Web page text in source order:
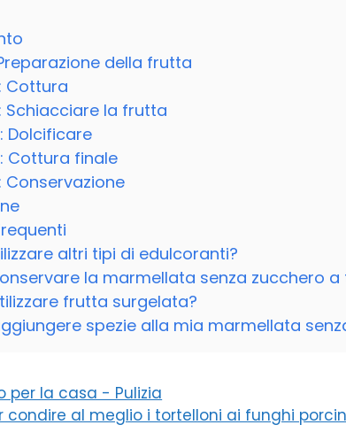
della frutta
Cottura
Schiacciare la frutta
Dolcificare
Cottura finale
Conservazione
altri tipi di edulcoranti?
la marmellata senza zucchero
frutta surgelata?
spezie alla mia marmellata
per la casa - Pulizia
condire al meglio i tortelloni ai funghi